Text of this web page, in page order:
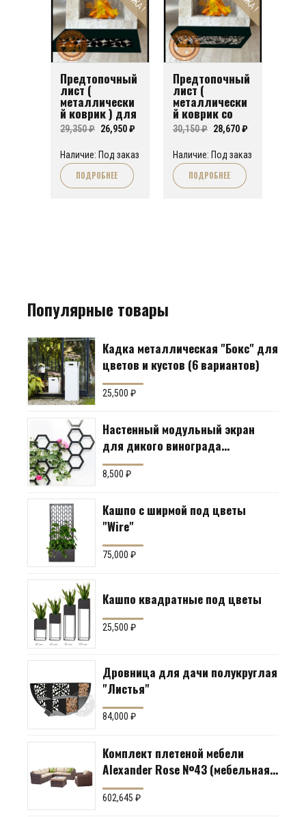
Предтопочный
лист (
металлически
й коврик ) для
печи или
камина FA№01
29,350₽ Первоначальная
составляла
29,350 ₽.
26,950₽Текущая
26,950 ₽.
Наличие: Под заказ
ПОДРОБНЕЕ
Предтопочный
лист (
металлически
й коврик со
скошенными
углами) для
печи или
камина FA№05
30,150₽ Первоначальная
составляла
30,150 ₽.
28,670₽Текущая
28,670 ₽.
Наличие: Под заказ
ПОДРОБНЕЕ
Популярные товары
Кадка металлическая "Бокс" для
цветов и кустов (6 вариантов)
25,500₽
Настенный модульный экран
для дикого винограда
"Коллекция Соты"
8,500₽
Кашпо с ширмой под цветы
"Wire"
75,000₽
Кашпо квадратные под цветы
25,500₽
Дровница для дачи полукруглая
"Листья"
84,000₽
Комплект плетеной мебели
Alexander Rose №43 (мебельная
группа для гостиной или
террасы)
602,645₽